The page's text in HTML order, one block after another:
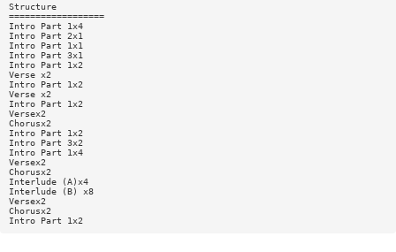
Structure
==================
Intro Part 1x4
Intro Part 2x1
Intro Part 1x1
Intro Part 3x1
Intro Part 1x2
Verse x2
Intro Part 1x2
Verse x2
Intro Part 1x2
Versex2
Chorusx2
Intro Part 1x2
Intro Part 3x2
Intro Part 1x4
Versex2
Chorusx2
Interlude (A)x4
Interlude (B) x8
Versex2
Chorusx2
Intro Part 1x2